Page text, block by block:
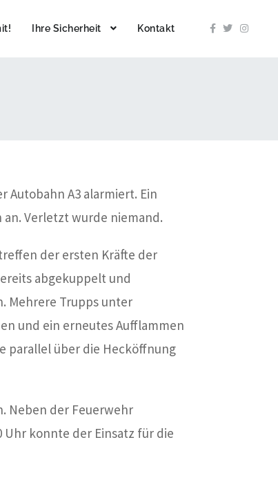
Ihre Sicherheit Kontakt
Autobahn A3 alarmiert. Ein
Verletzt wurde niemand.
der ersten Kräfte der
abgekuppelt und
Mehrere Trupps unter
und ein erneutes Aufflammen
parallel über die Hecköffnung
Neben der Feuerwehr
Uhr konnte der Einsatz für die